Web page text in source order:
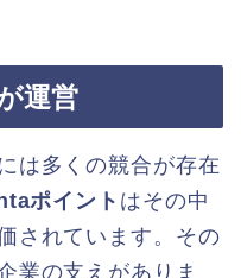
運営
は多くの競合が存在
ポイント はその中
されています。その
業の支えがありま